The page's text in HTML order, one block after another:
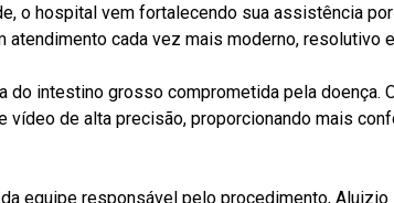
o hospital vem fortalecendo sua assistência
cada vez mais moderno, resolutivo
intestino grosso comprometida pela
de alta precisão, proporcionando mais
equipe responsável pelo procedimento,